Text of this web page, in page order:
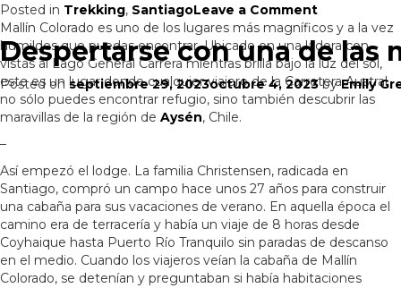
Posted in Trekking, SantiagoLeave a Commenton
Yerba
Loca:
Senderismo
en
las
Despertarse con una de las
Posted on septiembre 29, 2023octubre 4, 2023byEmily
Mallín Colorado es uno de los lugares más magníficos y a la vez
humildes que puedas encontrar. Ubicado en una ladera con
vistas al Lago General Carrera mientras brilla bajo la luz del sol,
este es un lugar donde cualquier viajero de la Carretera Austral
no sólo puedes encontrar refugio, sino también descubrir las
maravillas de la región de Aysén, Chile.
–
Así empezó el lodge. La familia Christensen, radicada en
Santiago, compró un campo hace unos 27 años para construir
una cabaña para sus vacaciones de verano. En aquella época el
camino era de terracería y había un viaje de 8 horas desde
Coyhaique hasta Puerto Río Tranquilo sin paradas de descanso
en el medio. Cuando los viajeros veían la cabaña de Mallín
Colorado, se detenían y preguntaban si había habitaciones